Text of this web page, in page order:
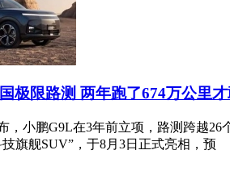
极限路测 两年跑了674万公里才
，小鹏G9L在3年前立项，路测跨越
旗舰SUV”，于8月3日正式亮相，预